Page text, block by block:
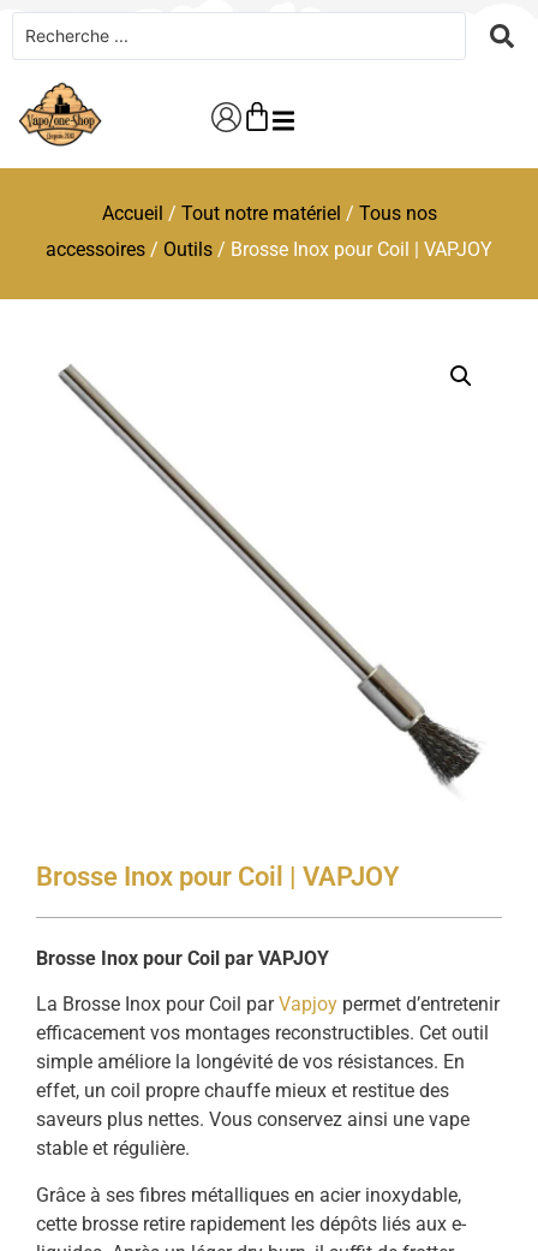
Accueil / Tout notre matériel / Tous nos
accessoires / Outils / Brosse Inox pour Coil | VAPJOY
Brosse Inox pour Coil | VAPJOY
Brosse Inox pour Coil par VAPJOY
La Brosse Inox pour Coil parVapjoy permet d’entretenir
efficacement vos montages reconstructibles. Cet outil
simple améliore la longévité de vos résistances. En
effet, un coil propre chauffe mieux et restitue des
saveurs plus nettes. Vous conservez ainsi une vape
stable et régulière.
Grâce à ses fibres métalliques en acier inoxydable,
cette brosse retire rapidement les dépôts liés aux e-